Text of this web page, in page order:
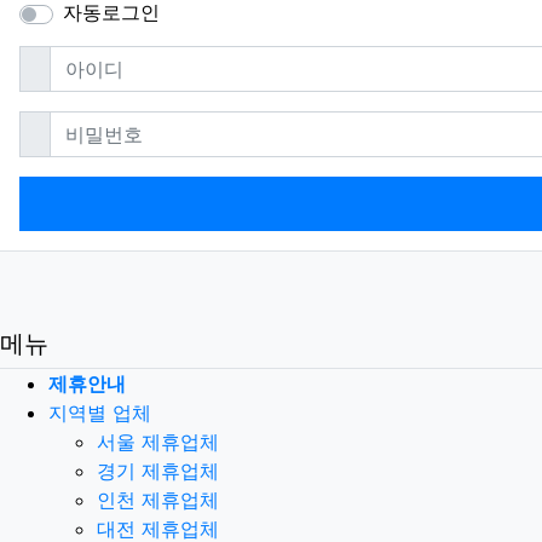
자동로그인
아이디필수
비밀번호필수
메뉴
제휴안내
지역별 업체
서울 제휴업체
경기 제휴업체
인천 제휴업체
대전 제휴업체